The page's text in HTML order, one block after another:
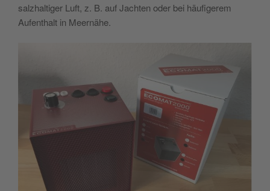
salzhaltiger Luft, z. B. auf Jachten oder bei häufigerem
Aufenthalt in Meernähe.